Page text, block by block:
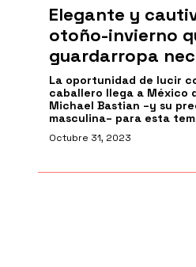
Elegante y
otoño-invierno
guardarropa
La oportunidad de lucir
caballero llega a México
Michael Bastian –y su
masculina– para esta
Octubre 31, 2023